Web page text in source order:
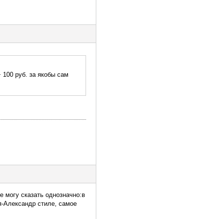
100 руб. за якобы сам
сказать однозначно:в
Александр стиле, самое